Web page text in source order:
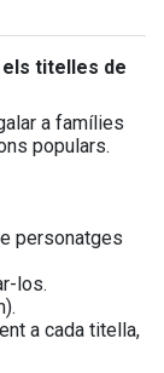
titelles de
a famílies
populars.
personatges
los.
a cada titella,